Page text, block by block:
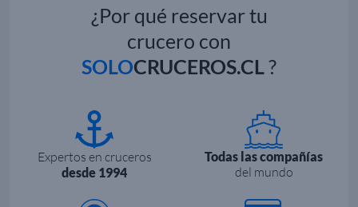
¿Por qué reservar tu
crucero con
SOLOCRUCEROS.CL?
Expertos en cruceros
desde 1994
Todas las compañías
del mundo